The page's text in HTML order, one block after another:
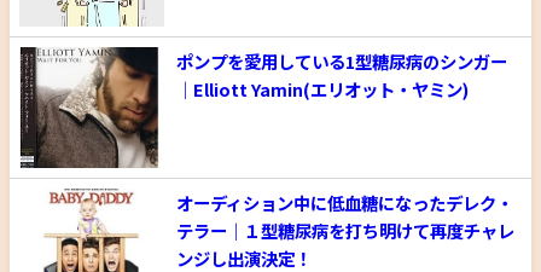
ポンプを愛用している1型糖尿病のシンガー
｜Elliott Yamin(エリオット・ヤミン)
オーディション中に低血糖になったデレク・
テラー｜１型糖尿病を打ち明けて再度チャレ
ンジし出演決定！